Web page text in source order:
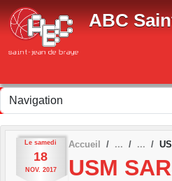
ABC
Le samedi
18
NOV. 2017
Accueil
USM
Panneau de gestion des cookies